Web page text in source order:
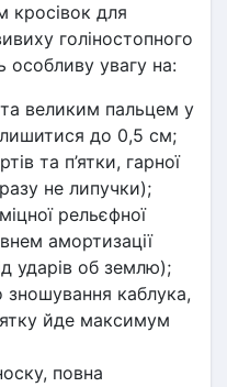
кросівок для
голіностопного
особливу увагу на:
великим пальцем у
до 0,5 см;
та п’ятки, гарної
не липучки);
рельєфної
амортизації
ударів об землю);
зношування каблука,
йде максимум
повна